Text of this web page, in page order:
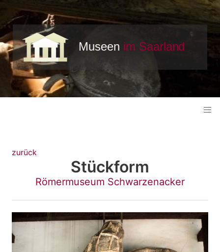
zurück
Stückform
Römermuseum Schwarzenacker